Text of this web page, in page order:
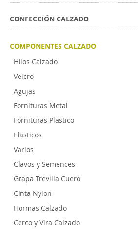
CONFECCIÓN CALZADO
COMPONENTES CALZADO
Hilos Calzado
Velcro
Agujas
Fornituras Metal
Fornituras Plastico
Elasticos
Varios
Clavos y Semences
Grapa Trevilla Cuero
Cinta Nylon
Hormas Calzado
Cerco y Vira Calzado